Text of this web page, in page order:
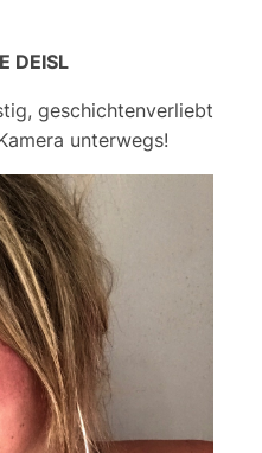
DEISL
geschichtenverliebt
unterwegs!